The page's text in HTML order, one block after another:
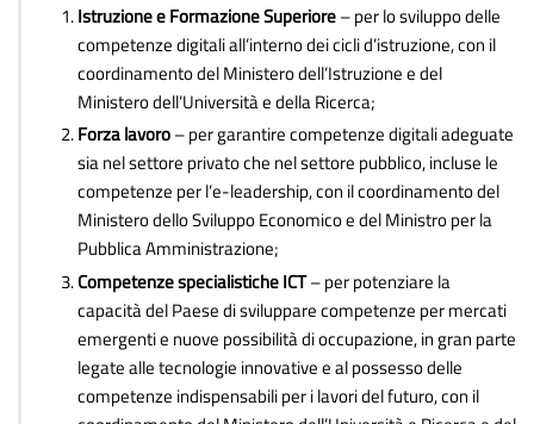
Istruzione e Formazione Superiore– per lo sviluppo delle
competenze digitali all’interno dei cicli d’istruzione, con il
coordinamento del Ministero dell’Istruzione e del
Ministero dell’Università e della Ricerca;
Forza lavoro– per garantire competenze digitali adeguate
sia nel settore privato che nel settore pubblico, incluse le
competenze per l’e-leadership, con il coordinamento del
Ministero dello Sviluppo Economico e del Ministro per la
Pubblica Amministrazione;
Competenze specialistiche ICT– per potenziare la
capacità del Paese di sviluppare competenze per mercati
emergenti e nuove possibilità di occupazione, in gran parte
legate alle tecnologie innovative e al possesso delle
competenze indispensabili per i lavori del futuro, con il